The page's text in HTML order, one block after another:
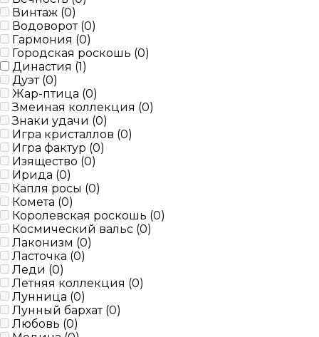
Винтаж (0)
Водоворот (0)
Гармония (0)
Городская роскошь (0)
Династия (1)
Дуэт (0)
Жар-птица (0)
Змеиная коллекция (0)
Знаки удачи (0)
Игра кристаллов (0)
Игра фактур (0)
Изящество (0)
Ирида (0)
Капля росы (0)
Комета (0)
Королевская роскошь (0)
Космический вальс (0)
Лаконизм (0)
Ласточка (0)
Леди (0)
Летняя коллекция (0)
Лунница (0)
Лунный бархат (0)
Любовь (0)